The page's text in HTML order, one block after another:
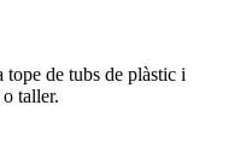
de tubs de plàstic i
taller.